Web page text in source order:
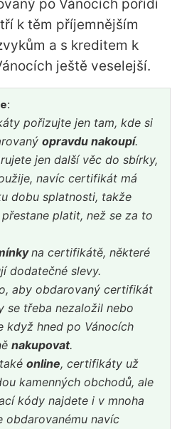
po Vánocích pořídí
k těm příjemnějším
a s kreditem k
ještě veselejší.
pořizujte jen tam, kde si
opravdu nakoupí.
jen další věc do sbírky,
navíc certifikát má
dobu splatnosti, takže
platit, než se za to
na certifikátě, některé
dodatečné slevy.
aby obdarovaný certifikát
se třeba nezaložil nebo
když hned po Vánocích
nakupovat.
online, certifikáty už
kamenných obchodů, ale
kódy najdete i v mnoha
obdarovanému navíc